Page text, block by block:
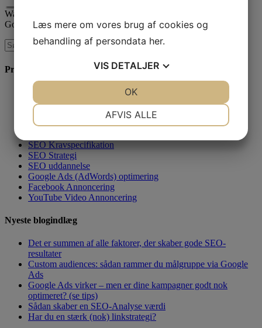
Waimea er certificeret
Google AdWords Premier Partner
Produkter & Services
Linkbuilding
Søgeordsanalyse
SEO Kravspecifikation
SEO Strategi
SEO uddannelse
Google Ads (AdWords) optimering
Facebook Annoncering
YouTube Video Annoncering
Nyeste blogindlæg
Det er summen af alle faktorer, der skaber gode SEO-
resultater
Custom audiences: sådan rammer du målgruppe via Google
Ads
Google Ads virker – men er dine kampagner godt nok
optimeret? (se tips)
Sådan skaber en SEO-Analyse værdi
Har du en stærk (nok) linkstrategi?
Læs mere om vores brug af cookies og
behandling af persondata her.
VIS DETALJER
MARKETING
AFVIS ALLE
OK